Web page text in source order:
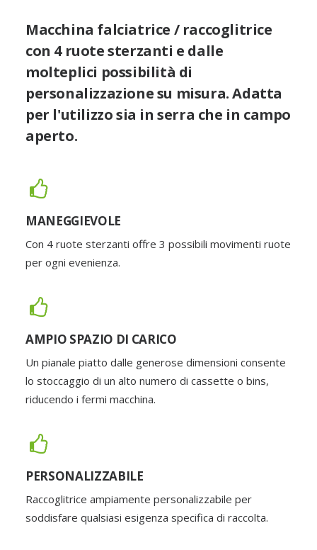
Macchina falciatrice / raccoglitrice
con 4 ruote sterzanti e dalle
molteplici possibilità di
personalizzazione su misura. Adatta
per l'utilizzo sia in serra che in campo
aperto.
MANEGGIEVOLE
Con 4 ruote sterzanti offre 3 possibili movimenti ruote
per ogni evenienza.
AMPIO SPAZIO DI CARICO
Un pianale piatto dalle generose dimensioni consente
lo stoccaggio di un alto numero di cassette o bins,
riducendo i fermi macchina.
PERSONALIZZABILE
Raccoglitrice ampiamente personalizzabile per
soddisfare qualsiasi esigenza specifica di raccolta.